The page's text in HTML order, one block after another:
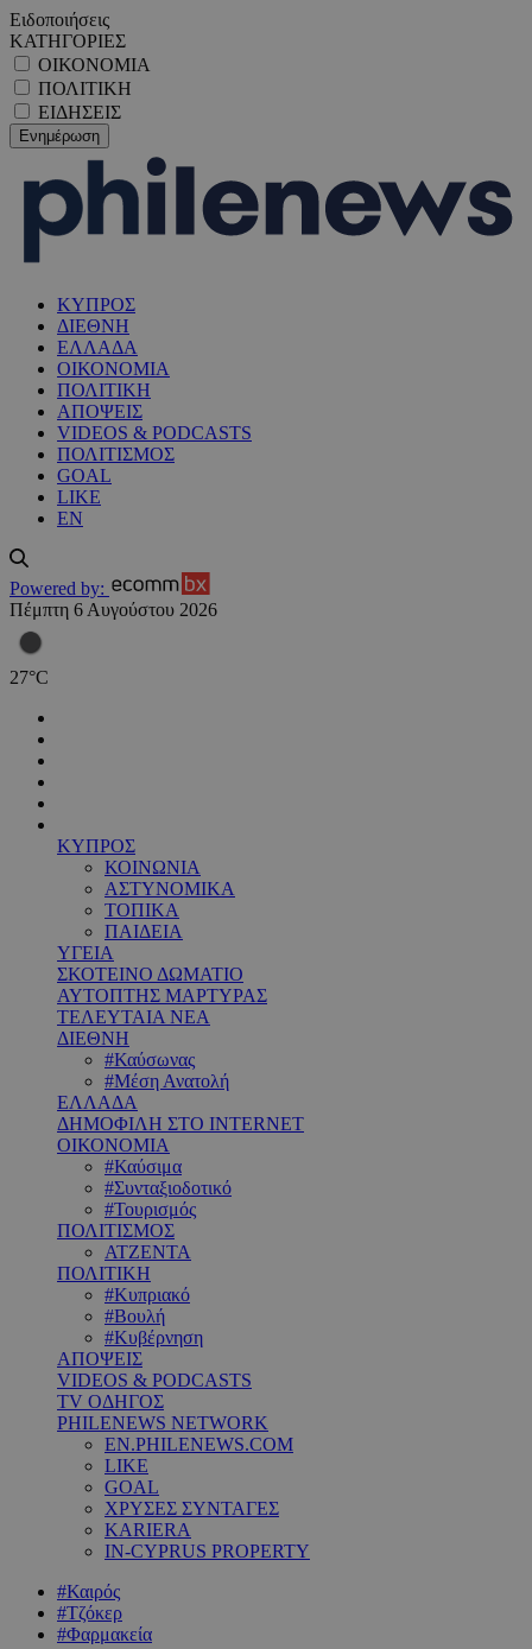
Ειδοποιήσεις
ΚΑΤΗΓΟΡΙΕΣ
ΟΙΚΟΝΟΜΙΑ
ΠΟΛΙΤΙΚΗ
ΕΙΔΗΣΕΙΣ
ΚΥΠΡΟΣ
ΔΙΕΘΝΗ
ΕΛΛΑΔΑ
ΟΙΚΟΝΟΜΙΑ
ΠΟΛΙΤΙΚΗ
ΑΠΟΨΕΙΣ
VIDEOS & PODCASTS
ΠΟΛΙΤΙΣΜΟΣ
GOAL
LIKE
EN
Powered by:
Πέμπτη 6 Αυγούστου 2026
27°C
ΚΥΠΡΟΣ
ΚΟΙΝΩΝΙΑ
ΑΣΤΥΝΟΜΙΚΑ
ΤΟΠΙΚΑ
ΠΑΙΔΕΙΑ
ΥΓΕΙΑ
ΣΚΟΤΕΙΝΟ ΔΩΜΑΤΙΟ
ΑΥΤΟΠΤΗΣ ΜΑΡΤΥΡΑΣ
ΤΕΛΕΥΤΑΙΑ ΝΕΑ
ΔΙΕΘΝΗ
#Καύσωνας
#Μέση Ανατολή
ΕΛΛΑΔΑ
ΔΗΜΟΦΙΛΗ ΣΤΟ INTERNET
ΟΙΚΟΝΟΜΙΑ
#Καύσιμα
#Συνταξιοδοτικό
#Τουρισμός
ΠΟΛΙΤΙΣΜΟΣ
ΑΤΖΕΝΤΑ
ΠΟΛΙΤΙΚΗ
#Κυπριακό
#Βουλή
#Κυβέρνηση
ΑΠΟΨΕΙΣ
VIDEOS & PODCASTS
TV ΟΔΗΓΟΣ
PHILENEWS NETWORK
EN.PHILENEWS.COM
LIKE
GOAL
ΧΡΥΣΕΣ ΣΥΝΤΑΓΕΣ
KARIERA
IN-CYPRUS PROPERTY
#Καιρός
#Τζόκερ
#Φαρμακεία